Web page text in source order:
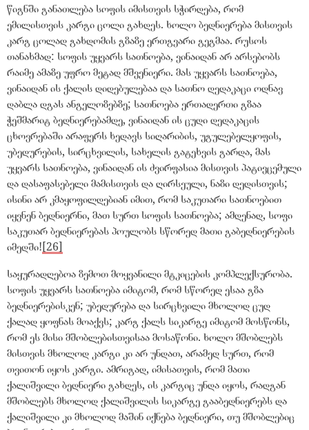
წიგნში განათლება სოფის იმისთვის სჭირდება, რომ
ემილისთვის კარგი ცოლი გახდეს. ხოლო ბედნიერება მისთვის
კარგ ცოლად გახდომის გზაზე ერთგვარი გეგმაა. რუსოს
თანახმად: სოფის უყვარს სათნოება, ვინაიდან არ არსებობს
რაიმე ამაზე უფრო მეტად მშვენიერი. მას უყვარს სათნოება,
ვინაიდან ის ქალის დიდებულებაა და სათნო დედაკაცი ოდნავ
დაბლა დგას ანგელოზებზე; სათნოება ერთადერთი გზაა
ჭეშმარიტ ბედნიერებამდე, ვინაიდან ის ცუდი დედაკაცის
ცხოვრებაში არაფერს ხედავს სიღარიბის, უგულებელყოფის,
უბედურების, სირცხვილის, სახელის გატეხვის გარდა, მას
უყვარს სათნოება, ვინაიდან ის ძვირფასია მისთვის პატივცემული
და დასაფასებელი მამისთვის და ღირსეული, ნაზი დედისთვის;
ისინი არ კმაყოფილდებიან იმით, რომ საკუთარი სათნოებით
იყვნენ ბედნიერნი, მათ სურთ სოფის სათნოება; ამდენად, სოფი
საკუთარ ბედნიერებას პოულობს სწორედ მათი გაბედნიერების
იმედში![26]
საყურადღებოა ზემოთ მოყვანილი მტკიცების კომპლექსურობა.
სოფის უყვარს სათნოება იმიტომ, რომ სწორედ ესაა გზა
ბედნიერებისკენ; უბედურება და სირცხვილი მხოლოდ ცუდ
ქალად ყოფნას მოაქვს; კარგ ქალს სიკარგე იმიტომ მოსწონს,
რომ ეს მისი მშობლებისთვისაა მოსაწონი. ხოლო მშობლებს
მისთვის მხოლოდ კარგი კი არ უნდათ, არამედ სურთ, რომ
თვითონ იყოს კარგი. ამრიგად, იმისათვის, რომ მათი
ქალიშვილი ბედნიერი გახდეს, ის კარგიც უნდა იყოს, რადგან
მშობლებს მხოლოდ ქალიშვილის სიკარგე გააბედნიერებს და
ქალიშვილი კი მხოლოდ მაშინ იქნება ბედნიერი, თუ მშობლებიც